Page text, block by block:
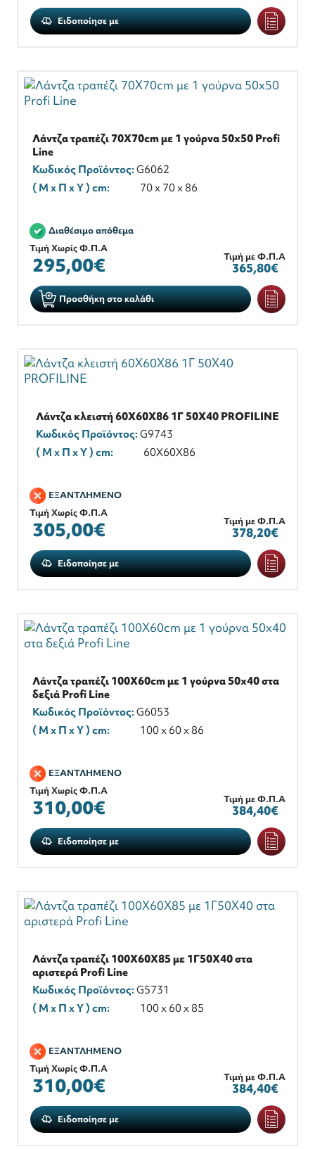
Ειδοποίησε με
Λάντζα τραπέζι 70X70cm με 1 γούρνα 50x50 Profi
Line
Κωδικός Προϊόντος:G6062
( M x Π x Y ) cm:
70 x 70 x 86
Διαθέσιμο απόθεμα
Τιμή Χωρίς Φ.Π.Α
295,00€ Τιμή με Φ.Π.Α
365,80€
Προσθήκη στο καλάθι
Λάντζα κλειστή 60Χ60Χ86 1Γ 50Χ40 PROFILINE
Κωδικός Προϊόντος:G9743
( M x Π x Y ) cm:
60Χ60Χ86
ΕΞΑΝΤΛΗΜΕΝΟ
Τιμή Χωρίς Φ.Π.Α
305,00€ Τιμή με Φ.Π.Α
378,20€
Ειδοποίησε με
Λάντζα τραπέζι 100X60cm με 1 γούρνα 50x40 στα
δεξιά Profi Line
Κωδικός Προϊόντος:G6053
( M x Π x Y ) cm:
100 x 60 x 86
ΕΞΑΝΤΛΗΜΕΝΟ
Τιμή Χωρίς Φ.Π.Α
310,00€ Τιμή με Φ.Π.Α
384,40€
Ειδοποίησε με
Λάντζα τραπέζι 100Χ60Χ85 με 1Γ50Χ40 στα
αριστερά Profi Line
Κωδικός Προϊόντος:G5731
( M x Π x Y ) cm:
100 x 60 x 85
ΕΞΑΝΤΛΗΜΕΝΟ
Τιμή Χωρίς Φ.Π.Α
310,00€ Τιμή με Φ.Π.Α
384,40€
Ειδοποίησε με